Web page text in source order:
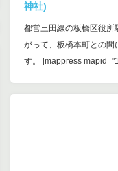
神社)
都営三田線の板橋区役所
がって、板橋本町との間
す。 [mappress
た。 [mappress
ど歩きます。 …